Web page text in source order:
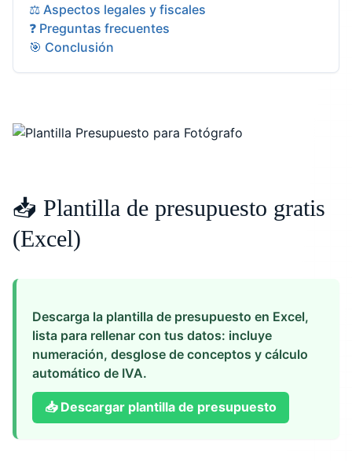
⚖️ Aspectos legales y fiscales
❓ Preguntas frecuentes
🎯 Conclusión
📥 Plantilla de presupuesto gratis
(Excel)
Descarga la plantilla de presupuesto en Excel,
lista para rellenar con tus datos: incluye
numeración, desglose de conceptos y cálculo
automático de IVA.
📥 Descargar plantilla de presupuesto